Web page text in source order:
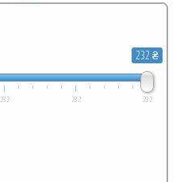
232 ₴
232 232 232